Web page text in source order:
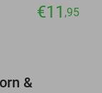
€11 ,95
&